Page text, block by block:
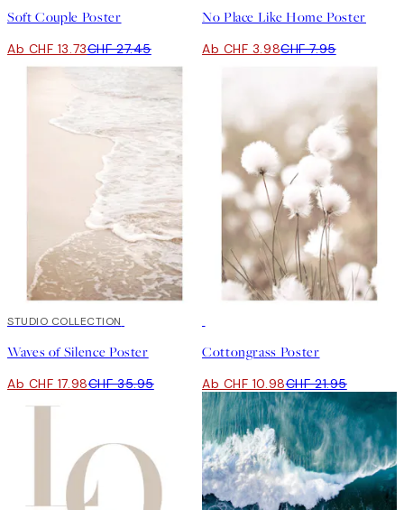
Soft Couple Poster
Ab CHF 13.73CHF 27.45
No Place Like Home Poster
Ab CHF 3.98CHF 7.95
50%*
STUDIO COLLECTION
Waves of Silence Poster
Ab CHF 17.98CHF 35.95
Cottongrass Poster
Ab CHF 10.98CHF 21.95